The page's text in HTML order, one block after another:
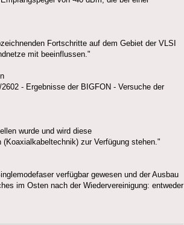
Fortschritte auf dem Gebiet der VLSI
mit beeinflussen."
- Ergebnisse der BIGFON - Versuche der
wurde und wird diese
zur Verfügung stehen."
verfügbar gewesen und der Ausbau
im Osten nach der Wiedervereinigung: entweder